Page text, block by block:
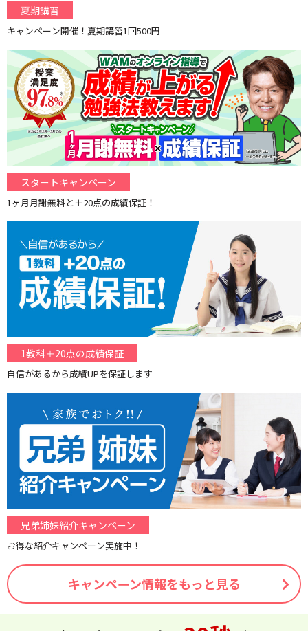
夏期講習
キャンペーン開催！夏期講習1回500円
スタートキャンペーン
1ヶ月月謝無料と＋20点の成績保証！
1教科＋20点の成績保証
自信があるから成績UPを保証します
兄弟姉妹紹介キャンペーン
お得な紹介キャンペーン実施中！
キャンペーン情報をもっと見る